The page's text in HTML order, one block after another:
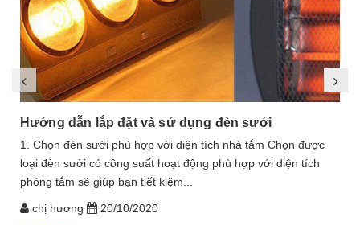
Hướng dẫn lắp đặt và sử dụng đèn sưởi
1. Chọn đèn sưởi phù hợp với diện tích nhà tắm Chọn được
loại đèn sưởi có công suất hoạt động phù hợp với diện tích
phòng tắm sẽ giúp bạn tiết kiệm...
chị hương 20/10/2020